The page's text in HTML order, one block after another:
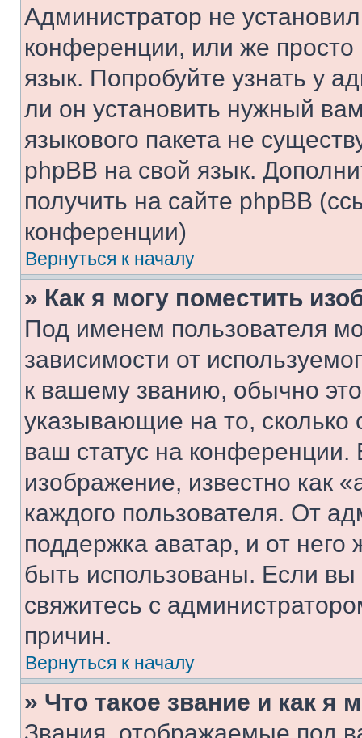
Администратор не
конференции, или же
язык. Попробуйте узнать у
ли он установить нужный
языкового пакета не
phpBB на свой язык.
получить на сайте phpBB
конференции)
Вернуться к началу
» Как я могу поместить
Под именем пользователя
зависимости от
к вашему званию, обычно это
указывающие на то,
ваш статус на
изображение, известно как
каждого пользователя. От
поддержка аватар, и от него
быть использованы. Если
свяжитесь с
причин.
Вернуться к началу
» Что такое звание и как я